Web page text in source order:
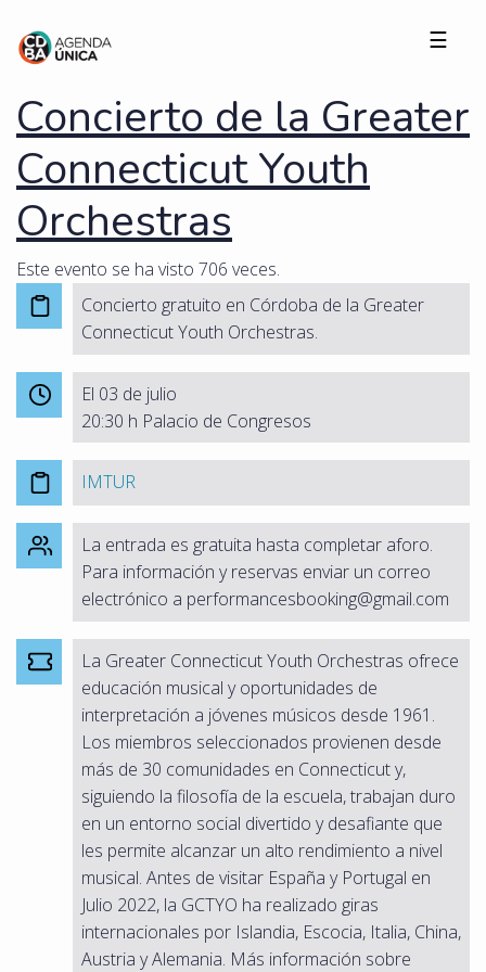
☰
Concierto de la Greater
Connecticut Youth
Orchestras
Este evento se ha visto 706 veces.
Concierto gratuito en Córdoba de la Greater
Connecticut Youth Orchestras.
El 03 de julio
20:30 h Palacio de Congresos
IMTUR
La entrada es gratuita hasta completar aforo.
Para información y reservas enviar un correo
electrónico a performancesbooking@gmail.com
La Greater Connecticut Youth Orchestras ofrece
educación musical y oportunidades de
interpretación a jóvenes músicos desde 1961.
Los miembros seleccionados provienen desde
más de 30 comunidades en Connecticut y,
siguiendo la filosofía de la escuela, trabajan duro
en un entorno social divertido y desafiante que
les permite alcanzar un alto rendimiento a nivel
musical. Antes de visitar España y Portugal en
Julio 2022, la GCTYO ha realizado giras
internacionales por Islandia, Escocia, Italia, China,
Austria y Alemania. Más información sobre